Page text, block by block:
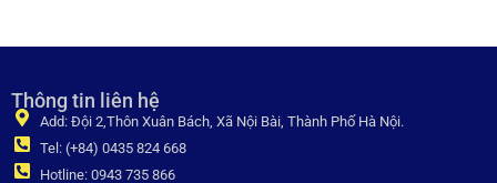
Thông tin liên hệ
Add: Đội 2,Thôn Xuân Bách, Xã Nội Bài, Thành Phố Hà Nội.
Tel: (+84) 0435 824 668
Hotline: 0943 735 866